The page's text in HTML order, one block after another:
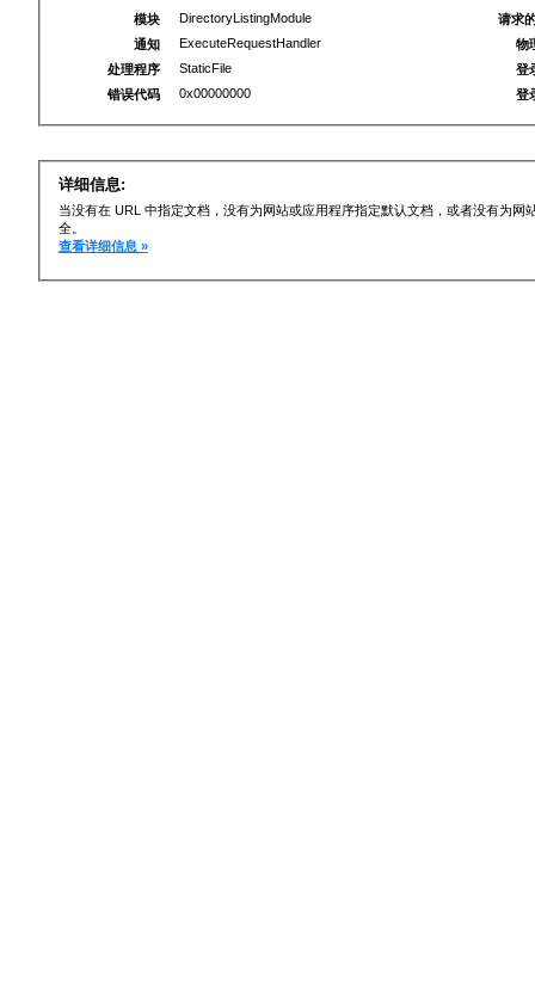
模块
DirectoryListingModule
通知
ExecuteRequestHandler
处理程序
StaticFile
错误代码
0x00000000
请求
物
登
登
详细信息:
当没有在 URL 中指定文档，没有为网站或应用程序指定默认文档，或者没有为
全。
查看详细信息 »